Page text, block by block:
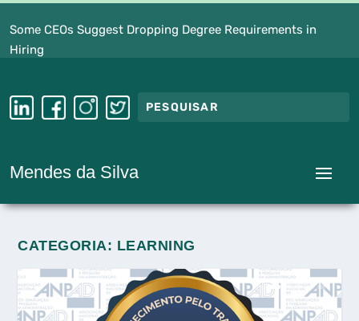
Some CEOs Suggest Dropping Degree Requirements in
Hiring
Mendes da Silva
CATEGORIA: LEARNING